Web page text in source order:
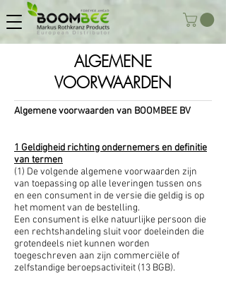
ALGEMENE
VOORWAARDEN
Algemene voorwaarden van BOOMBEE BV
1 Geldigheid richting ondernemers en definitie
van termen
(1) De volgende algemene voorwaarden zijn
van toepassing op alle leveringen tussen ons
en een consument in de versie die geldig is op
het moment van de bestelling.
Een consument is elke natuurlijke persoon die
een rechtshandeling sluit voor doeleinden die
grotendeels niet kunnen worden
toegeschreven aan zijn commerciële of
zelfstandige beroepsactiviteit (13 BGB).